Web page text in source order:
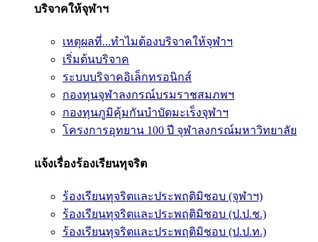
บริจาคให้จุฬาฯ
เหตุผลที่...ทำไมต้องบริจาคให้จุฬาฯ
เริ่มต้นบริจาค
ระบบบริจาคอิเล็กทรอนิกส์
กองทุนจุฬาลงกรณ์บรมราชสมภพฯ
กองทุนภูมิคุ้มกันบำบัดมะเร็งจุฬาฯ
โครงการอุทยาน 100 ปี จุฬาลงกรณ์มหาวิทยาลัย
แจ้งเรื่องร้องเรียนทุจริต
ร้องเรียนทุจริตและประพฤติมิชอบ (จุฬาฯ)
ร้องเรียนทุจริตและประพฤติมิชอบ (ป.ป.ช.)
ร้องเรียนทุจริตและประพฤติมิชอบ (ป.ป.ท.)